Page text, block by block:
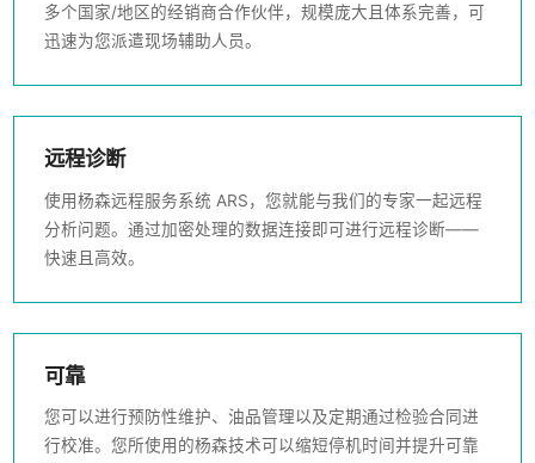
多个国家/地区的经销商合作伙伴，规模庞大且体系完善，可
迅速为您派遣现场辅助人员。
远程诊断
使用杨森远程服务系统 ARS，您就能与我们的专家一起远程
分析问题。通过加密处理的数据连接即可进行远程诊断——
快速且高效。
可靠
您可以进行预防性维护、油品管理以及定期通过检验合同进
行校准。您所使用的杨森技术可以缩短停机时间并提升可靠